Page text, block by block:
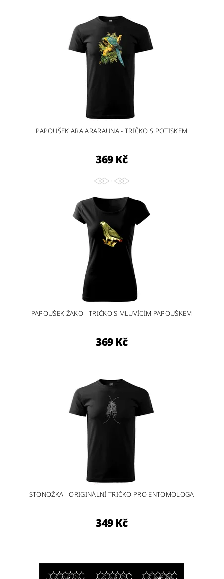
PAPOUŠEK ARA ARARAUNA - TRIČKO S POTISKEM
369 Kč
PAPOUŠEK ŽAKO - TRIČKO S MLUVÍCÍM PAPOUŠKEM
369 Kč
STONOŽKA - ORIGINÁLNÍ TRIČKO PRO ENTOMOLOGA
349 Kč